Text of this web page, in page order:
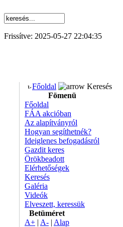
Frissítve: 2025-05-27 22:04:35
Főoldal
Keresés
Fömenü
Főoldal
FÁA akcióban
Az alapítványról
Hogyan segíthetnék?
Ideiglenes befogadásról
Gazdit keres
Örökbeadott
Elérhetőségek
Keresés
Galéria
Videók
Elveszett, keressük
Betüméret
A+ | A- | Alap